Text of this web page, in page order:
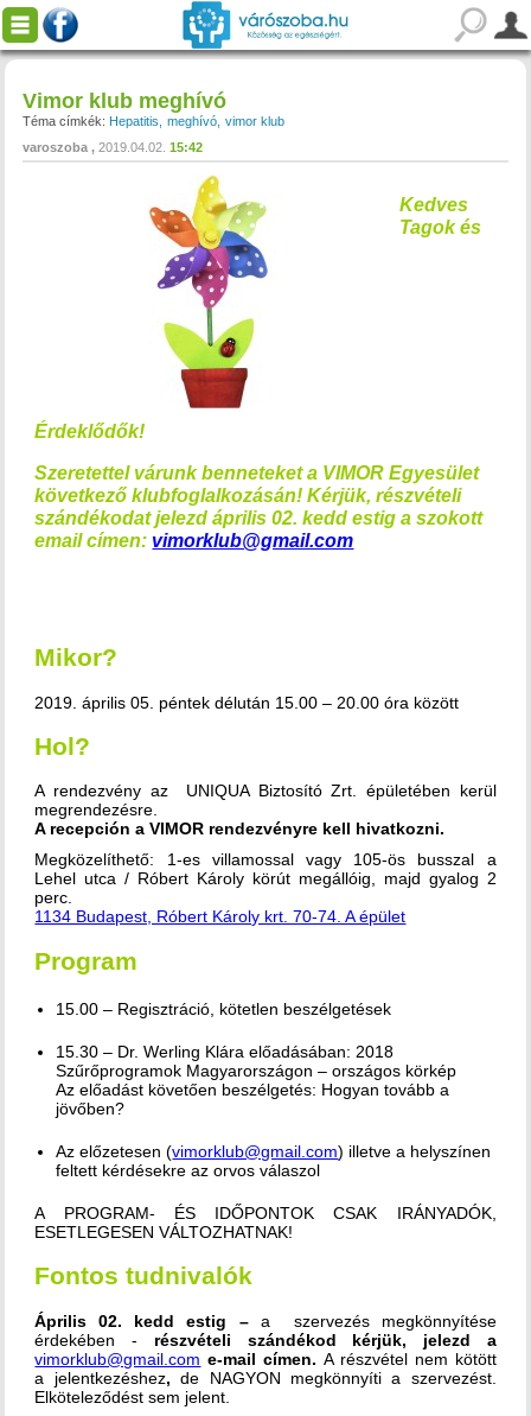
Vimor klub meghívó
Téma címkék: Hepatitis meghívó
vimor klub
varoszoba
2019.04.02. 15:42
Kedves
Tagok és
Érdeklődők!
Szeretettel várunk benneteket a VIMOR Egyesület
következő klubfoglalkozásán! Kérjük, részvételi
szándékodat jelezd április 02. kedd estig a szokott
email címen: vimorklub@gmail.com
Mikor?
2019. április 05. péntek délután 15.00 – 20.00 óra között
Hol?
A rendezvény az UNIQUA Biztosító Zrt. épületében kerül
megrendezésre.
A recepción a VIMOR rendezvényre kell hivatkozni.
Megközelíthető: 1-es villamossal vagy 105-ös busszal a
Lehel utca / Róbert Károly körút megállóig, majd gyalog 2
perc.
1134 Budapest, Róbert Károly krt. 70-74. A épület
Program
15.00 – Regisztráció, kötetlen beszélgetések
15.30 – Dr. Werling Klára előadásában: 2018
Szűrőprogramok Magyarországon – országos körkép
Az előadást követően beszélgetés: Hogyan tovább a
jövőben?
Az előzetesen (vimorklub@gmail.com) illetve a helyszínen
feltett kérdésekre az orvos válaszol
A PROGRAM- ÉS IDŐPONTOK CSAK IRÁNYADÓK,
ESETLEGESEN VÁLTOZHATNAK!
Fontos tudnivalók
Április 02. kedd estig – a szervezés megkönnyítése
érdekében - részvételi szándékod kérjük, jelezd a
vimorklub@gmail.com e-mail címen. A részvétel nem kötött
a jelentkezéshez,de NAGYON megkönnyíti a szervezést.
Elköteleződést sem jelent.